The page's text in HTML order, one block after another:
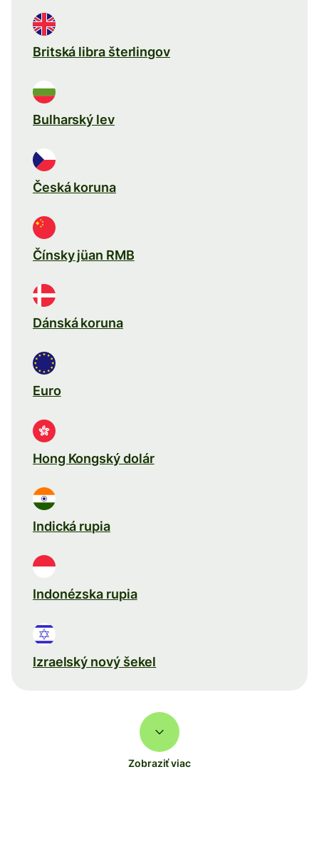
Britská libra šterlingov
Bulharský lev
Česká koruna
Čínsky jüan RMB
Dánská koruna
Euro
Hong Kongský dolár
Indická rupia
Indonézska rupia
Izraelský nový šekel
Zobraziť viac